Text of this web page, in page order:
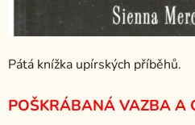
Pátá knížka upírských příběhů.
POŠKRÁBANÁ VAZBA A